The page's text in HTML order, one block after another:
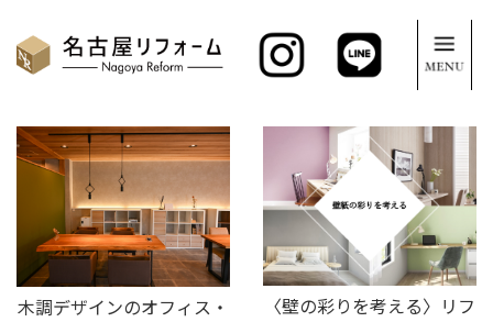
木調デザインのオフィス・
〈壁の彩りを考える〉リフ